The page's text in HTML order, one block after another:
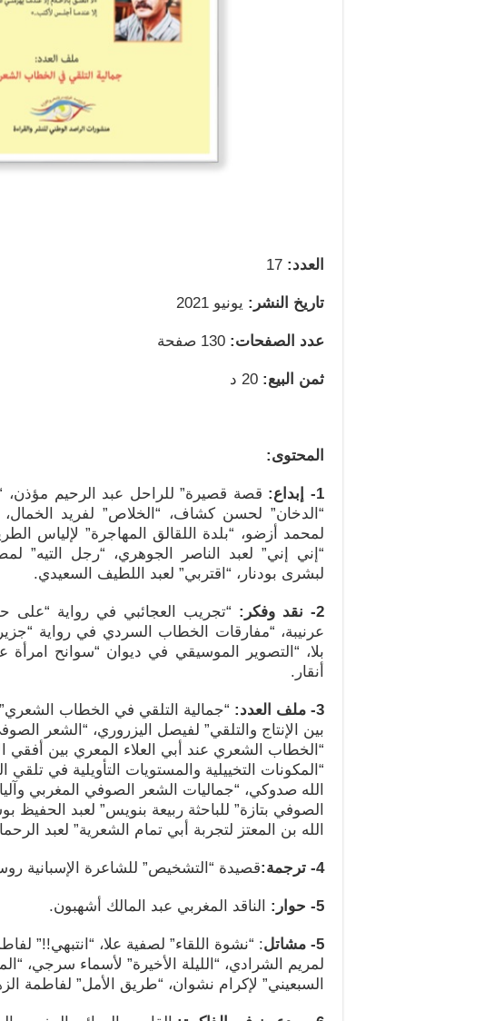
العدد: 17
تاريخ النشر: يونيو 2021
عدد الصفحات: 130 صفحة
ثمن البيع:
المحتوى:
1- إبداع:
قصة قصيرة” للراحل عبد الرحيم مؤذن،
“الدخان” لحسن كشاف، “الخلاص” لفريد
لمحمد أزضو، “بلدة اللقالق المهاجرة” لإلياس
“إني إني” لعبد الناصر الجوهري، “رجل التيه”
لبشرى بودنار، “اقتربي” لعبد اللطيف السعيدي.
2- نقد وفكر:
“تجريب العجائبي في رواية “على
عرنيبة، “مفارقات الخطاب السردي في رواية
بلا، “التصوير الموسيقي في ديوان “سوانح امرأة
أنقار.
3- ملف العدد:
“جمالية التلقي في الخطاب
بين الإنتاج والتلقي” لفيصل اليزروري، “الشعر
“الخطاب الشعري عند أبي العلاء المعري بين أفقي
“المكونات التخييلية والمستويات التأويلية في
الله صدوكي، “جماليات الشعر الصوفي المغربي
الصوفي بتازة” للباحثة ربيعة بنويس” لعبد الحفيظ
الله بن المعتز لتجربة أبي تمام الشعرية” لعبد
4- ترجمة: قصيدة “التشخيص” للشاعرة الإسبانية
5- حوار: الناقد المغربي عبد المالك أشهبون.
5- مشاتل
: “نشوة اللقاء” لصفية علا، “انتبهي!!”
لمريم الشرادي، “الليلة الأخيرة” لأسماء سرجي،
السبعيني” لإكرام نشوان، “طريق الأمل” لفاطمة